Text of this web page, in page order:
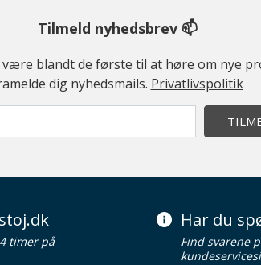
Tilmeld nyhedsbrev 📫
være blandt de første til at høre om nye
dig nyhedsmails. Privatlivspolitik
timer på
Har du
Find svarene